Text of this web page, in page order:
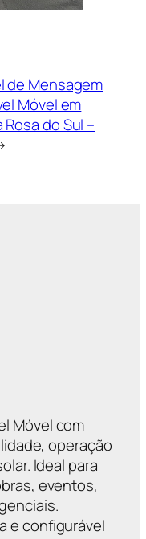
de Mensagem
Móvel em
Rosa do Sul –
Móvel com
operação
Ideal para
eventos,
e configurável